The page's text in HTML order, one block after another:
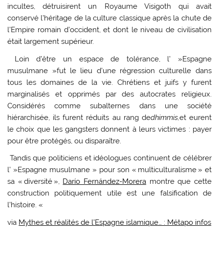
incultes, détruisirent un Royaume Visigoth qui avait
conservé l’héritage de la culture classique après la chute de
l’Empire romain d’occident, et dont le niveau de civilisation
était largement supérieur.
Loin d’être un espace de tolérance, l’ »Espagne
musulmane »fut le lieu d’une régression culturelle dans
tous les domaines de la vie. Chrétiens et juifs y furent
marginalisés et opprimés par des autocrates religieux.
Considérés comme subalternes dans une société
hiérarchisée, ils furent réduits au rang dedhimmis,et eurent
le choix que les gangsters donnent à leurs victimes : payer
pour être protégés, ou disparaître.
Tandis que politiciens et idéologues continuent de célébrer
l’ »Espagne musulmane » pour son « multiculturalisme » et
sa « diversité », Darío Fernández-Morera montre que cette
construction politiquement utile est une falsification de
l’histoire. «
via Mythes et réalités de l’Espagne islamique… : Métapo infos